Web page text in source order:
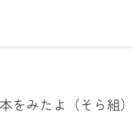
をみたよ（そら組）